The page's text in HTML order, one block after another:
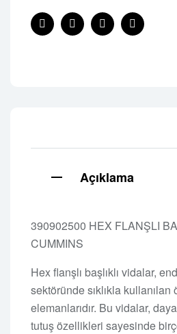
FacebookTwitterLinkedinPinterest
Açıklama
390902500 HEX FLANŞLI
CUMMINS
Hex flanşlı başlıklı vidalar,
sektöründe sıklıkla kullanılan
elemanlarıdır. Bu vidalar,
tutuş özellikleri sayesinde